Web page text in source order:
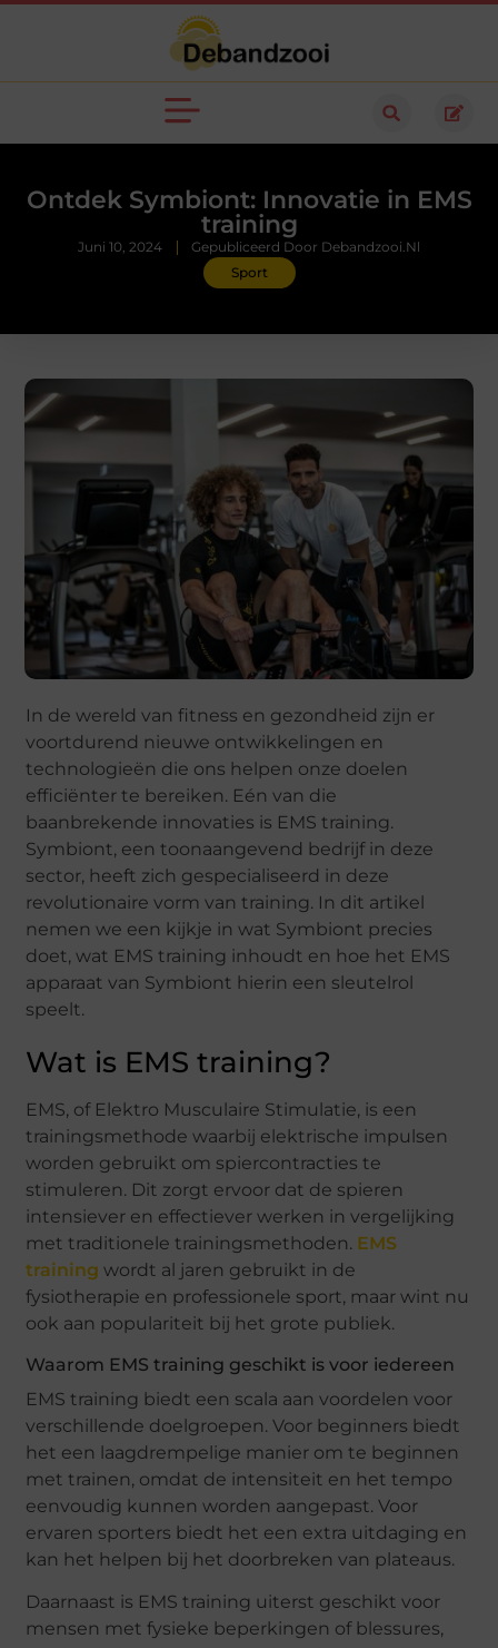
Ontdek Symbiont: Innovatie in EMS
training
Sport
Juni 10, 2024 Gepubliceerd Door Debandzooi.nl
In de wereld van fitness en gezondheid zijn er
voortdurend nieuwe ontwikkelingen en
technologieën die ons helpen onze doelen
efficiënter te bereiken. Eén van die
baanbrekende innovaties is EMS training.
Symbiont, een toonaangevend bedrijf in deze
sector, heeft zich gespecialiseerd in deze
revolutionaire vorm van training. In dit artikel
nemen we een kijkje in wat Symbiont precies
doet, wat EMS training inhoudt en hoe het EMS
apparaat van Symbiont hierin een sleutelrol
speelt.
Wat is EMS training?
EMS, of Elektro Musculaire Stimulatie, is een
trainingsmethode waarbij elektrische impulsen
worden gebruikt om spiercontracties te
stimuleren. Dit zorgt ervoor dat de spieren
intensiever en effectiever werken in vergelijking
met traditionele trainingsmethoden. EMS
training wordt al jaren gebruikt in de
fysiotherapie en professionele sport, maar wint nu
ook aan populariteit bij het grote publiek.
Waarom EMS training geschikt is voor iedereen
EMS training biedt een scala aan voordelen voor
verschillende doelgroepen. Voor beginners biedt
het een laagdrempelige manier om te beginnen
met trainen, omdat de intensiteit en het tempo
eenvoudig kunnen worden aangepast. Voor
ervaren sporters biedt het een extra uitdaging en
kan het helpen bij het doorbreken van plateaus.
Daarnaast is EMS training uiterst geschikt voor
mensen met fysieke beperkingen of blessures,